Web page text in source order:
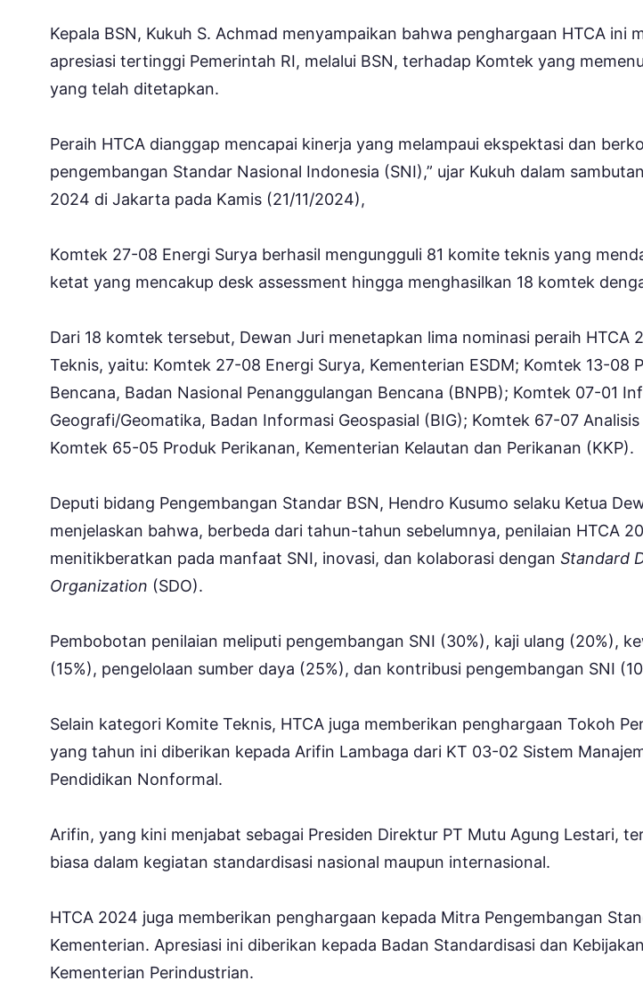
Kepala BSN, Kukuh S. Achmad menyampaikan bahwa penghargaan HTCA ini
apresiasi tertinggi Pemerintah RI, melalui BSN, terhadap Komtek yang
yang telah ditetapkan.
Peraih HTCA dianggap mencapai kinerja yang melampaui ekspektasi dan
pengembangan Standar Nasional Indonesia (SNI),” ujar Kukuh dalam
2024 di Jakarta pada Kamis (21/11/2024),
Komtek 27-08 Energi Surya berhasil mengungguli 81 komite teknis yang
ketat yang mencakup desk assessment hingga menghasilkan 18 komtek
Dari 18 komtek tersebut, Dewan Juri menetapkan lima nominasi peraih HTCA
Teknis, yaitu: Komtek 27-08 Energi Surya, Kementerian ESDM; Komtek 13-08
Bencana, Badan Nasional Penanggulangan Bencana (BNPB); Komtek 07-01
Geografi/Geomatika, Badan Informasi Geospasial (BIG); Komtek 67-07
Komtek 65-05 Produk Perikanan, Kementerian Kelautan dan Perikanan (KKP).
Deputi bidang Pengembangan Standar BSN, Hendro Kusumo selaku Ketua
menjelaskan bahwa, berbeda dari tahun-tahun sebelumnya, penilaian HTCA
menitikberatkan pada manfaat SNI, inovasi, dan kolaborasi dengan Standard
Organization (SDO).
Pembobotan penilaian meliputi pengembangan SNI (30%), kaji ulang (20%),
(15%), pengelolaan sumber daya (25%), dan kontribusi pengembangan SNI
Selain kategori Komite Teknis, HTCA juga memberikan penghargaan Tokoh
yang tahun ini diberikan kepada Arifin Lambaga dari KT 03-02 Sistem
Pendidikan Nonformal.
Arifin, yang kini menjabat sebagai Presiden Direktur PT Mutu Agung Lestari,
biasa dalam kegiatan standardisasi nasional maupun internasional.
HTCA 2024 juga memberikan penghargaan kepada Mitra Pengembangan
Kementerian. Apresiasi ini diberikan kepada Badan Standardisasi dan
Kementerian Perindustrian.